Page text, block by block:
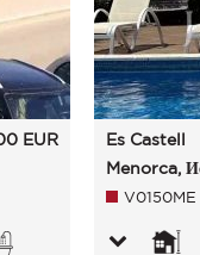
EUR
Es Castell
Menorca,
V0150ME